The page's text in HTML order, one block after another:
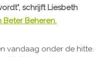
schrijft Liesbeth
Beter Beheren.
vandaag onder de hitte.